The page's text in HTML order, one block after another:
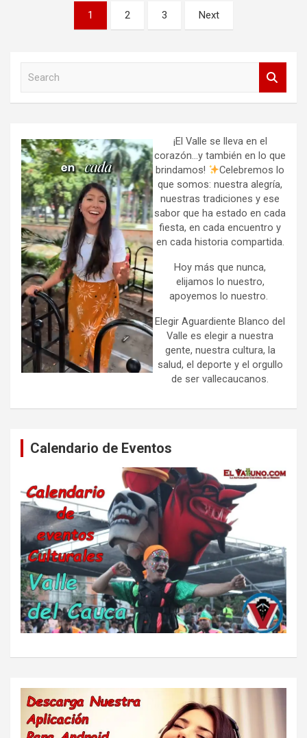
Paginación
1 2 3 Next
h
¡El Valle se lleva en el
corazón…y también en lo que
brindamos!
Celebremos lo
que somos: nuestra alegría,
nuestras tradiciones y ese
sabor que ha estado en cada
fiesta, en cada encuentro y
en cada historia compartida.
Hoy más que nunca,
elijamos lo nuestro,
apoyemos lo nuestro.
Elegir Aguardiente Blanco del
Valle es elegir a nuestra
gente, nuestra cultura, la
salud, el deporte y el orgullo
de ser vallecaucanos.
Calendario de Eventos